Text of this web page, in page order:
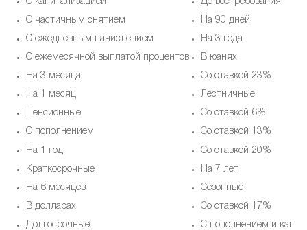
С частичным снятием
С ежедневным начислением
С ежемесячной выплатой процентов
На 3 месяца
На 1 месяц
Пенсионные
С пополнением
На 1 год
Краткосрочные
На 6 месяцев
В долларах
Долгосрочные
На 90 дней
На 3 года
В юанях
Со ставкой 23%
Лестничные
Со ставкой 6%
Со ставкой 13%
Со ставкой 20%
На 7 лет
Cезонные
Со ставкой 17%
С пополнением и